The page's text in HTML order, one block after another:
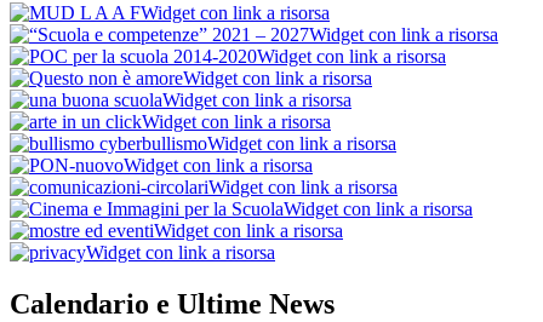
Widget con link a risorsa
Widget con link a risorsa
Widget con link a risorsa
Widget con link a risorsa
Widget con link a risorsa
Widget con link a risorsa
Widget con link a risorsa
Widget con link a risorsa
Widget con link a risorsa
Widget con link a risorsa
Widget con link a risorsa
Widget con link a risorsa
Calendario e Ultime News